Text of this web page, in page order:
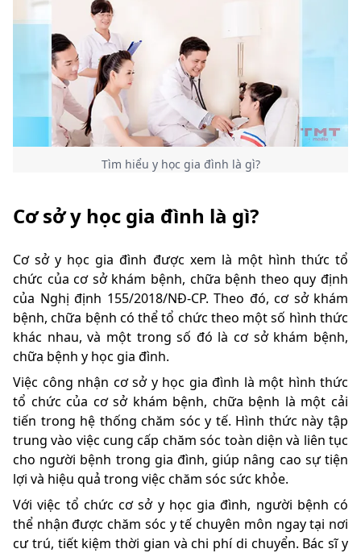
Tìm hiểu y học gia đình là gì?
Cơ sở y học gia đình là gì?
Cơ sở y học gia đình được xem là một hình thức tổ
chức của cơ sở khám bệnh, chữa bệnh theo quy định
của Nghị định 155/2018/NĐ-CP. Theo đó, cơ sở khám
bệnh, chữa bệnh có thể tổ chức theo một số hình thức
khác nhau, và một trong số đó là cơ sở khám bệnh,
chữa bệnh y học gia đình.
Việc công nhận cơ sở y học gia đình là một hình thức
tổ chức của cơ sở khám bệnh, chữa bệnh là một cải
tiến trong hệ thống chăm sóc y tế. Hình thức này tập
trung vào việc cung cấp chăm sóc toàn diện và liên tục
cho người bệnh trong gia đình, giúp nâng cao sự tiện
lợi và hiệu quả trong việc chăm sóc sức khỏe.
Với việc tổ chức cơ sở y học gia đình, người bệnh có
thể nhận được chăm sóc y tế chuyên môn ngay tại nơi
cư trú, tiết kiệm thời gian và chi phí di chuyển. Bác sĩ y